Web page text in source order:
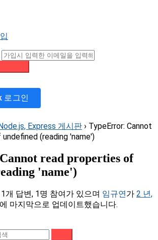
로그인
Node.js, Express 게시판 › TypeError: Cannot
(reading 'name')
read properties of
'name')
개 답변, 1명 참여가 있으며 임규연가 2 년,
마지막으로 업데이트했습니다.